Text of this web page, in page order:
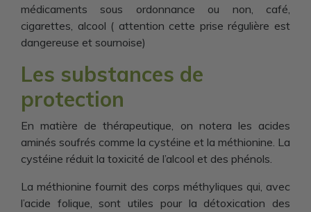
médicaments sous ordonnance ou non, café,
cigarettes, alcool ( attention cette prise régulière est
dangereuse et sournoise)
Les substances de
protection
En matière de thérapeutique, on notera les acides
aminés soufrés comme la cystéine et la méthionine. La
cystéine réduit la toxicité de l’alcool et des phénols.
La méthionine fournit des corps méthyliques qui, avec
l’acide folique, sont utiles pour la détoxication des